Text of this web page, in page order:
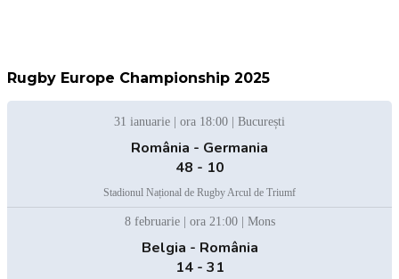
Rugby Europe Championship 2025
31 ianuarie | ora 18:00 | București
România - Germania
48 - 10
Stadionul Național de Rugby Arcul de Triumf
8 februarie | ora 21:00 | Mons
Belgia - România
14 - 31